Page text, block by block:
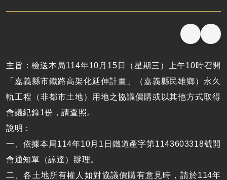
主旨：檢送本局114年10 月 15 日（星期三）上午10時召開
「嘉義縣市鐵路高架化延伸計畫」（嘉義縣民雄鄉）永久
軌工程（非都市土地）用地之協議價購或以其他方式取得
會議紀錄1份，請查照。
說明：
一、依據本局114年10月 1 日鐵道產字第1143603318號開
會通知單（諒達）辦理。
二、各土地所有權人如對協議價購有意見時，請於114年